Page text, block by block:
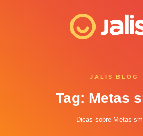
JALIS BLOG
Tag: Metas
Dicas sobre Metas
Juliana - Jalis